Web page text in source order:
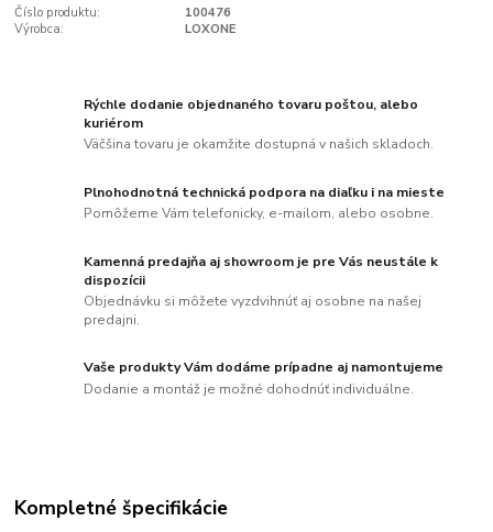
Číslo produktu:
100476
Výrobca:
LOXONE
Rýchle dodanie objednaného tovaru poštou, alebo
kuriérom
Väčšina tovaru je okamžite dostupná v našich skladoch.
Plnohodnotná technická podpora na diaľku i na mieste
Pomôžeme Vám telefonicky, e-mailom, alebo osobne.
Kamenná predajňa aj showroom je pre Vás neustále k
dispozícii
Objednávku si môžete vyzdvihnúť aj osobne na našej
predajni.
Vaše produkty Vám dodáme prípadne aj namontujeme
Dodanie a montáž je možné dohodnúť individuálne.
Kompletné špecifikácie